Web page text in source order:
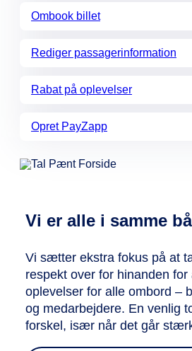
Ombook billet
Rediger passagerinformation
Rabat på oplevelser
Opret PayZapp
Vi er alle i samme
Vi sætter ekstra fokus på at
respekt over for hinanden
oplevelser for alle ombord –
og medarbejdere. En venlig
forskel, især når det går